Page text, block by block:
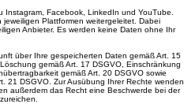
Facebook, LinkedIn und YouTube.
Plattformen weitergeleitet. Dabei
Anbieter. Es werden keine Daten ohne Ihr
über Ihre gespeicherten Daten gemäß Art. 15
gemäß Art. 17 DSGVO, Einschränkung
gemäß Art. 20 DSGVO sowie
21 DSGVO. Zur Ausübung Ihrer Rechte wenden
außerdem das Recht eine Beschwerde bei der